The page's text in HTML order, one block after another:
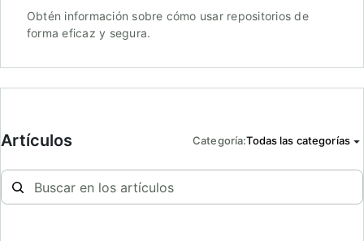
Obtén información sobre cómo usar repositorios de
forma eficaz y segura.
Artículos Categoría:Todas las categorías